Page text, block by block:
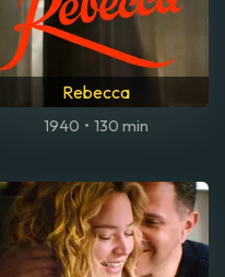
Rebecca
1940 • 130 min